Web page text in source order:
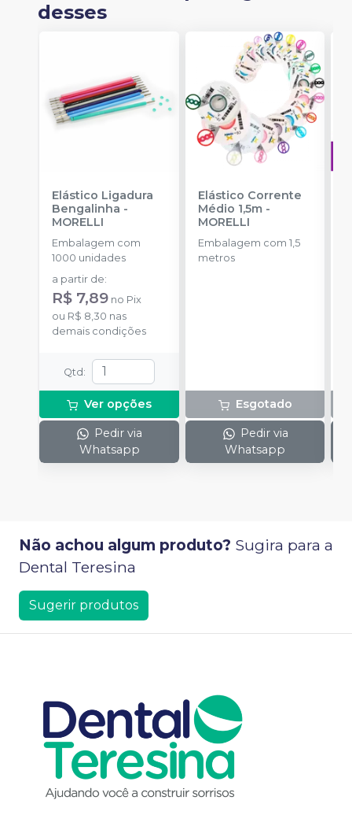
desses
Elástico Ligadura
Bengalinha -
MORELLI
Embalagem com
1000 unidades
a partir de:
R$ 7,89 no Pix
ou R$ 8,30 nas
demais condições
Qtd :
Ver opções
Pedir via
Whatsapp
Elástico Corrente
Médio 1,5m-
MORELLI
Embalagem com 1,5
metros
Esgotado
Pedir via
Whatsapp
Não achou algum produto? Sugira para a
Dental Teresina
Sugerir produtos